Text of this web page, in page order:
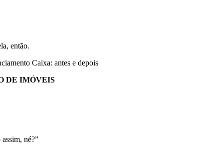
então.
Caixa: antes e depois
DE IMÓVEIS
né?”